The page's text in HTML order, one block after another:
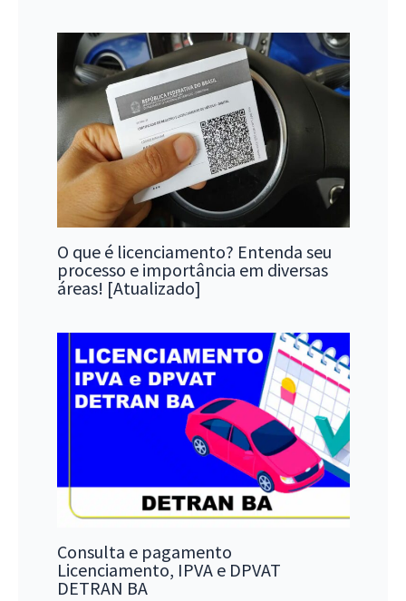
O que é licenciamento? Entenda seu
processo e importância em diversas
áreas! [Atualizado]
Consulta e pagamento
Licenciamento, IPVA e DPVAT
DETRAN BA